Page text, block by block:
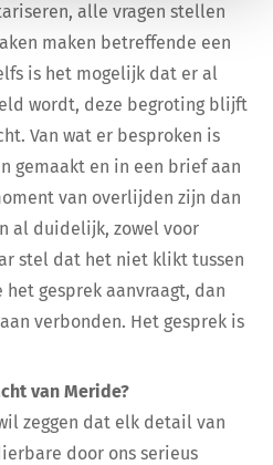
alle vragen stellen
maken betreffende een
is het mogelijk dat er al
wordt, deze begroting blijft
Van wat er besproken is
gemaakt en in een brief aan
van overlijden zijn dan
al duidelijk, zowel voor
stel dat het niet klikt tussen
gesprek aanvraagt, dan
verbonden. Het gesprek is
van Meride?
zeggen dat elk detail van
door ons serieus